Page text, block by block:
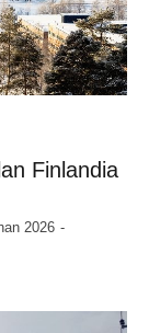
Finlandia
Pilihan 2026 -